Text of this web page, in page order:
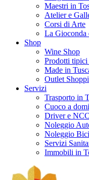
Maestri in
Atelier e
Corsi di Arte
La Gioconda
Shop
Wine Shop
Prodotti tipici
Made in
Outlet
Servizi
Trasporto in
Cuoco a
Driver e NCC
Noleggio
Noleggio Bici
Servizi
Immobili in